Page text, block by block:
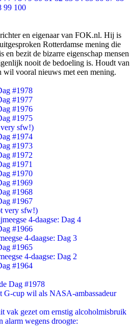
99 100
en eigenaar van FOK.nl. Hij is
Rotterdamse mening die
bezit de bizarre eigenschap mensen
nooit de bedoeling is. Houdt van
wil vooral nieuws met een mening.
#1978
#1977
#1976
#1975
sfw!)
#1974
#1973
#1972
#1971
#1970
#1969
#1968
#1967
very sfw!)
4-daagse: Dag 4
#1966
4-daagse: Dag 3
#1965
4-daagse: Dag 2
#1964
Dag #1978
G-cup wil als NASA-ambassadeur
vak gezet om ernstig alcoholmisbruik
alarm wegens droogte: